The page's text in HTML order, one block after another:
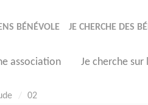
BÉNÉVOLE JE CHERCHE DES
association Je cherche sur
02